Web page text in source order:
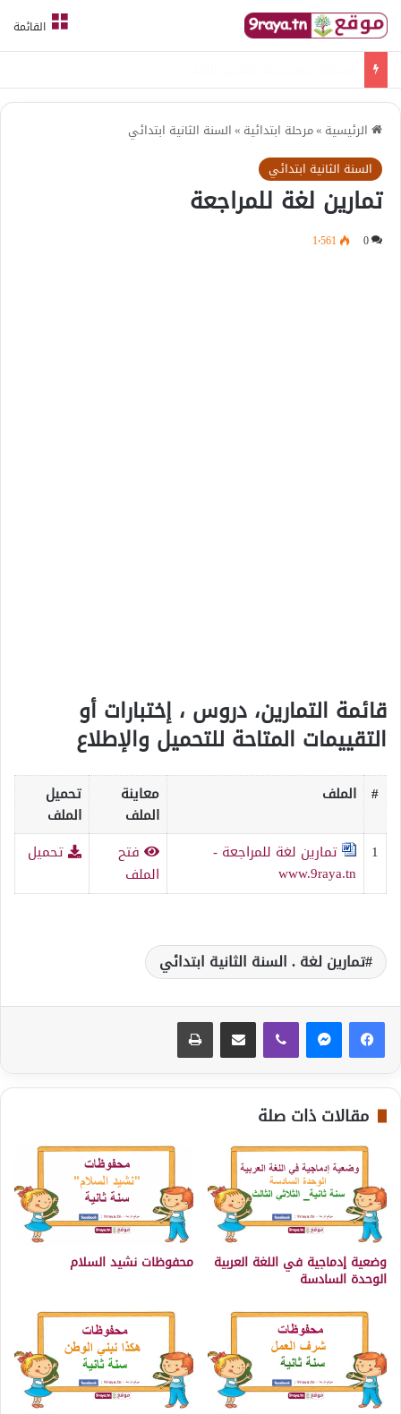
القائمة
الرئيسية »مرحلة ابتدائية »السنة الثانية ابتدائي
السنة الثانية ابتدائي
تمارين لغة للمراجعة
0 1٬561
قائمة التمارين، دروس ، إختبارات أو
التقييمات المتاحة للتحميل والإطلاع
# الملف
معاينة
الملف
تحميل
الملف
1
تمارين لغة للمراجعة -
www.9raya.tn
فتح
الملف
تحميل
تمارين لغة . السنة الثانية ابتدائي
مقالات ذات صلة
وضعية إدماجية في اللغة العربية
الوحدة السادسة
محفوظات نشيد السلام